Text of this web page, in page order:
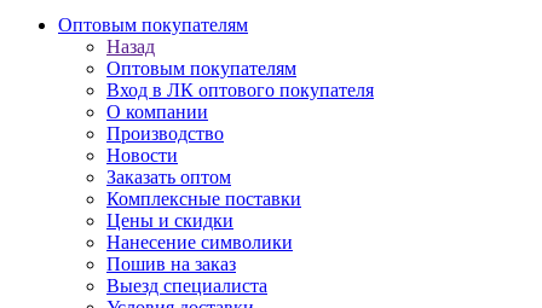
Оптовым покупателям
Назад
Оптовым покупателям
Вход в ЛК оптового покупателя
О компании
Производство
Новости
Заказать оптом
Комплексные поставки
Цены и скидки
Нанесение символики
Пошив на заказ
Выезд специалиста